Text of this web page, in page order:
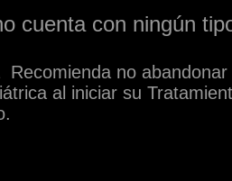
cuenta con ningún
Recomienda no
al iniciar su